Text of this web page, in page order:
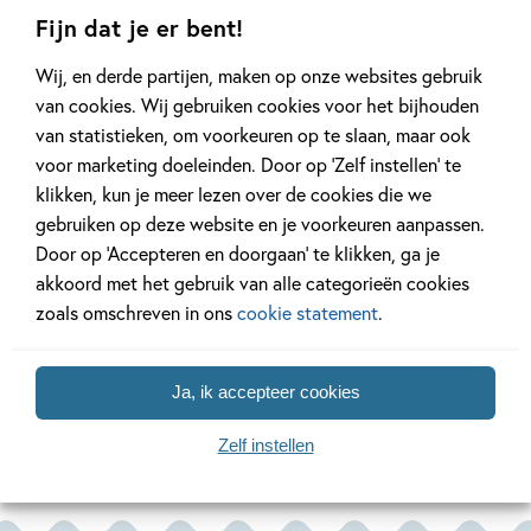
Fijn dat je er bent!
Wij, en derde partijen, maken op onze websites gebruik
van cookies. Wij gebruiken cookies voor het bijhouden
van statistieken, om voorkeuren op te slaan, maar ook
voor marketing doeleinden. Door op ‘Zelf instellen’ te
klikken, kun je meer lezen over de cookies die we
gebruiken op deze website en je voorkeuren aanpassen.
Door op ‘Accepteren en doorgaan’ te klikken, ga je
akkoord met het gebruik van alle categorieën cookies
zoals omschreven in onscookie statement.
Ja, ik accepteer cookies
Zelf instellen
de eerste grote liefde van je leven en over verborgen
Debuutprijs van de Jonge Jury 2022 en werd metHuisje 13
genomineerd voor de Jonge Jury 2023.
Hardcover:
17,99
Een nieuwe pageturner van de winnares van de Prijs van de
Jonge Jury 2023
‘Ik zweer het. Dit geloof je niet. Heb iets ontdekt over
iemand. Niemand weet het.’
auditieronde voor een rol in een film. Dit is hun kans om
door te breken! Maar als Kess een creepy TikTok ziet van
Sara, haar vriendin die niet komt opdagen op de filmset,
iets naars wat ze zelf ooit meemaakte en waarover ze altijd